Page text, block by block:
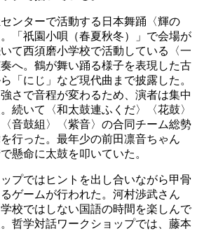
ンターで活動する日本舞踊〈輝の
「祇園小唄（春夏秋冬）」で会場が
て西須磨小学校で活動している〈一
へ。鶴が舞い踊る様子を表現した古
「にじ」など現代曲まで披露した。
さで音程が変わるため、演者は集中
続いて〈和太鼓連ふくだ〉〈花鼓〉
〈音鼓組〉〈紫音〉の合同チーム総勢
行った。最年少の前田凛音ちゃん
懸命に太鼓を叩いていた。
プではヒントを出し合いながら甲骨
ゲームが行われた。河村渉武さん
学校ではしない国語の時間を楽しんで
哲学対話ワークショップでは、藤本